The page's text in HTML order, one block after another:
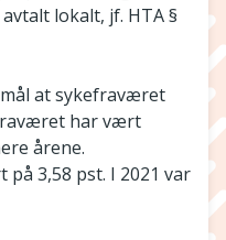
lokalt, jf. HTA §
at sykefraværet
har vært
årene.
3,58 pst. I 2021 var